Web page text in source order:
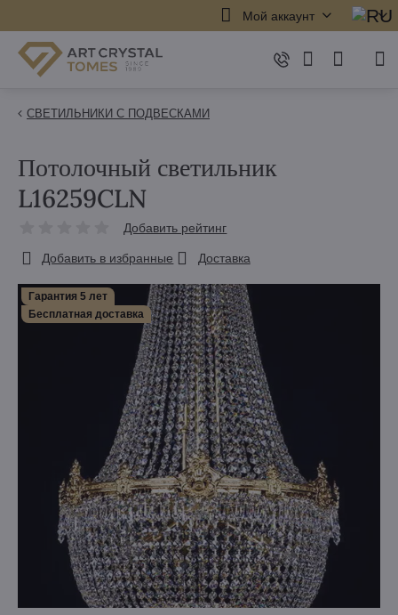
Мой аккаунт
СВЕТИЛЬНИКИ С ПОДВЕСКАМИ
Гарантия 5 лет
Бесплатная доставка
Потолочный светильник
L16259CLN
Добавить рейтинг
Добавить в избранные Доставка